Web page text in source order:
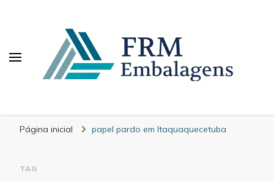
Página inicial papel pardo em Itaquaquecetuba
TAG